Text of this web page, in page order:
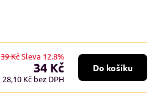
34 Kč
28,10 Kč bez DPH
39 KčSleva 12.8%
Do košíku